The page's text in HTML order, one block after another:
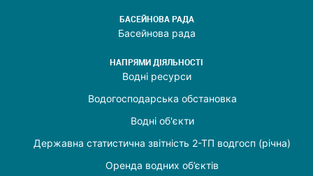
БАСЕЙНОВА РАДА
Басейнова рада
НАПРЯМИ ДІЯЛЬНОСТІ
Водні ресурси
Водогосподарська обстановка
Водні об'єкти
Державна статистична звітність 2-ТП водгосп (річна)
Оренда водних об’єктів